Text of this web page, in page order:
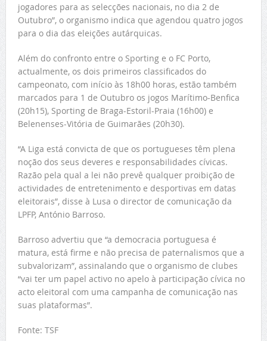
jogadores para as selecções nacionais, no dia 2 de
Outubro”, o organismo indica que agendou quatro jogos
para o dia das eleições autárquicas.
Além do confronto entre o Sporting e o FC Porto,
actualmente, os dois primeiros classificados do
campeonato, com início às 18h00 horas, estão também
marcados para 1 de Outubro os jogos Marítimo-Benfica
(20h15), Sporting de Braga-Estoril-Praia (16h00) e
Belenenses-Vitória de Guimarães (20h30).
“A Liga está convicta de que os portugueses têm plena
noção dos seus deveres e responsabilidades cívicas.
Razão pela qual a lei não prevê qualquer proibição de
actividades de entretenimento e desportivas em datas
eleitorais”, disse à Lusa o director de comunicação da
LPFP, António Barroso.
Barroso advertiu que “a democracia portuguesa é
matura, está firme e não precisa de paternalismos que a
subvalorizam”, assinalando que o organismo de clubes
“vai ter um papel activo no apelo à participação cívica no
acto eleitoral com uma campanha de comunicação nas
suas plataformas”.
Fonte: TSF